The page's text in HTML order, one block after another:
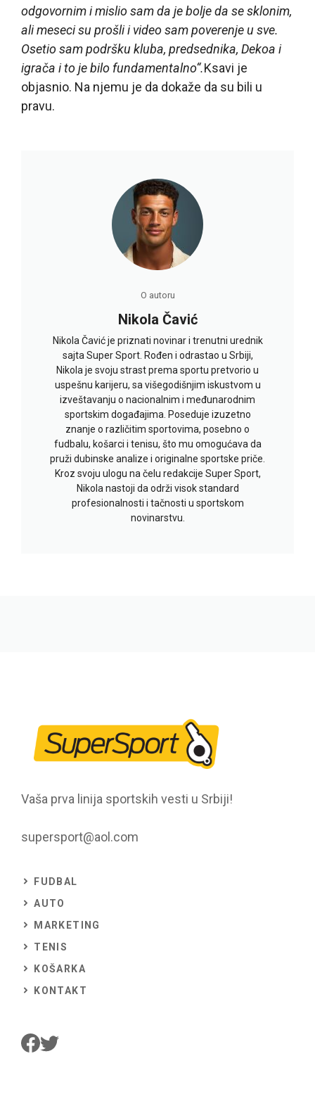
odgovornim i mislio sam da je bolje da se sklonim,
ali meseci su prošli i video sam poverenje u sve.
Osetio sam podršku kluba, predsednika, Dekoa i
igrača i to je bilo fundamentalno“.Ksavi je
objasnio. Na njemu je da dokaže da su bili u
pravu.
O autoru
Nikola Čavić
Nikola Čavić je priznati novinar i trenutni urednik
sajta Super Sport. Rođen i odrastao u Srbiji,
Nikola je svoju strast prema sportu pretvorio u
uspešnu karijeru, sa višegodišnjim iskustvom u
izveštavanju o nacionalnim i međunarodnim
sportskim događajima. Poseduje izuzetno
znanje o različitim sportovima, posebno o
fudbalu, košarci i tenisu, što mu omogućava da
pruži dubinske analize i originalne sportske priče.
Kroz svoju ulogu na čelu redakcije Super Sport,
Nikola nastoji da održi visok standard
profesionalnosti i tačnosti u sportskom
novinarstvu.
Vaša prva linija sportskih vesti u Srbiji!
supersport@aol.com
FUDBAL
AUTO
MARKETING
TENIS
KOŠARKA
KONTAKT